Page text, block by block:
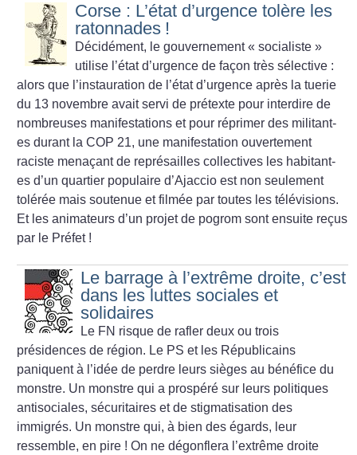
Corse : L’état d’urgence tolère les
ratonnades !
Décidément, le gouvernement « socialiste »
utilise l’état d’urgence de façon très sélective :
alors que l’instauration de l’état d’urgence après la tuerie
du 13 novembre avait servi de prétexte pour interdire de
nombreuses manifestations et pour réprimer des militant-
es durant la COP 21, une manifestation ouvertement
raciste menaçant de représailles collectives les habitant-
es d’un quartier populaire d’Ajaccio est non seulement
tolérée mais soutenue et filmée par toutes les télévisions.
Et les animateurs d’un projet de pogrom sont ensuite reçus
par le Préfet !
Le barrage à l’extrême droite, c’est
dans les luttes sociales et
solidaires
Le FN risque de rafler deux ou trois
présidences de région. Le PS et les Républicains
paniquent à l’idée de perdre leurs sièges au bénéfice du
monstre. Un monstre qui a prospéré sur leurs politiques
antisociales, sécuritaires et de stigmatisation des
immigrés. Un monstre qui, à bien des égards, leur
ressemble, en pire ! On ne dégonflera l’extrême droite